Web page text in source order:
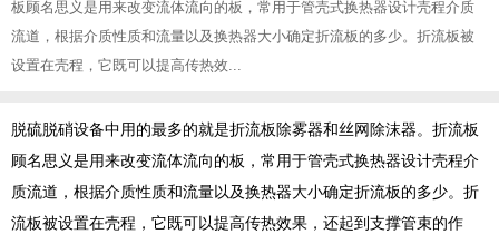
板顾名思义是用来改变流体流向的板，常用于管壳式换热器设计壳程介质
流道，根据介质性质和流量以及换热器大小确定折流板的多少。折流板被
设置在壳程，它既可以提高传热效...
脱硫脱硝设备中用的最多的就是折流板除雾器和丝网除沫器。折流板
顾名思义是用来改变流体流向的板，常用于管壳式换热器设计壳程介
质流道，根据介质性质和流量以及换热器大小确定折流板的多少。折
流板被设置在壳程，它既可以提高传热效果，还起到支撑管束的作